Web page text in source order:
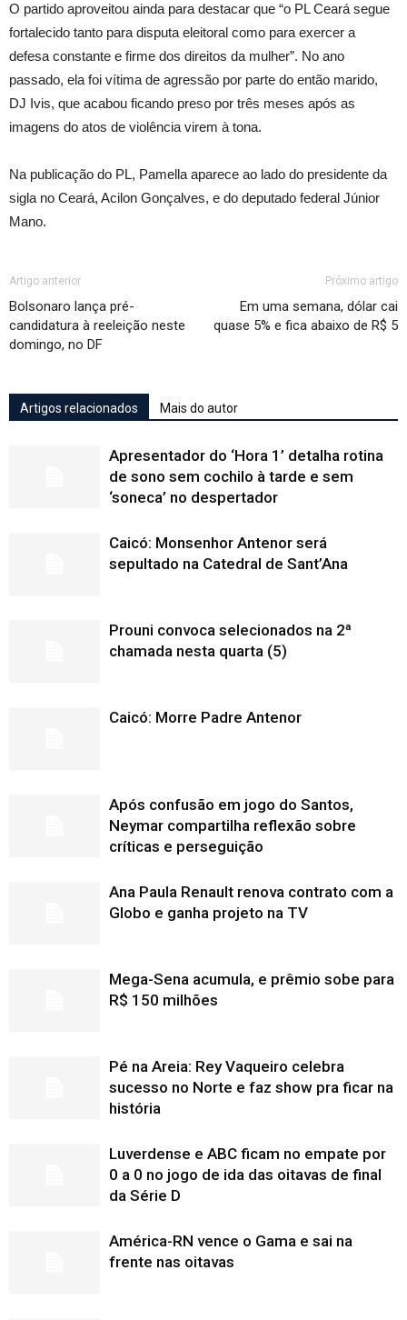
O partido aproveitou ainda para destacar que “o PL Ceará segue
fortalecido tanto para disputa eleitoral como para exercer a
defesa constante e firme dos direitos da mulher”. No ano
passado, ela foi vítima de agressão por parte do então marido,
DJ Ivis, que acabou ficando preso por três meses após as
imagens do atos de violência virem à tona.
Na publicação do PL, Pamella aparece ao lado do presidente da
sigla no Ceará, Acilon Gonçalves, e do deputado federal Júnior
Mano.
Artigo anterior
Bolsonaro lança pré-
candidatura à reeleição neste
domingo, no DF
Próximo artigo
Em uma semana, dólar cai
quase 5% e fica abaixo de R$ 5
Artigos relacionados Mais do autor
Apresentador do ‘Hora 1’ detalha rotina
de sono sem cochilo à tarde e sem
‘soneca’ no despertador
Caicó: Monsenhor Antenor será
sepultado na Catedral de Sant’Ana
Prouni convoca selecionados na 2ª
chamada nesta quarta (5)
Caicó: Morre Padre Antenor
Após confusão em jogo do Santos,
Neymar compartilha reflexão sobre
críticas e perseguição
Ana Paula Renault renova contrato com a
Globo e ganha projeto na TV
Mega-Sena acumula, e prêmio sobe para
R$ 150 milhões
Pé na Areia: Rey Vaqueiro celebra
sucesso no Norte e faz show pra ficar na
história
Luverdense e ABC ficam no empate por
0 a 0 no jogo de ida das oitavas de final
da Série D
América-RN vence o Gama e sai na
frente nas oitavas